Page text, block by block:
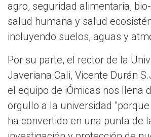
agro, seguridad alimentaria,
salud humana y salud
incluyendo suelos, aguas y
Por su parte, el rector de la
Javeriana Cali, Vicente Durán
el equipo de iÓmicas nos llena
orgullo a la universidad
ha convertido en una punta de